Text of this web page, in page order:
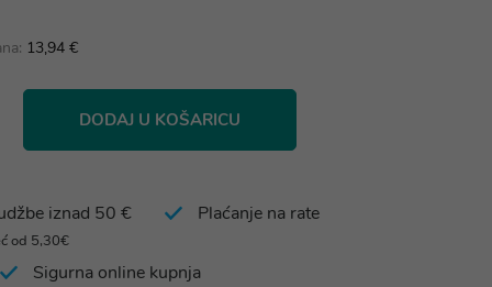
13,94 €
DODAJ U KOŠARICU
iznad 50 €
od 5,30€
Plaćanje na rate
Sigurna online kupnja